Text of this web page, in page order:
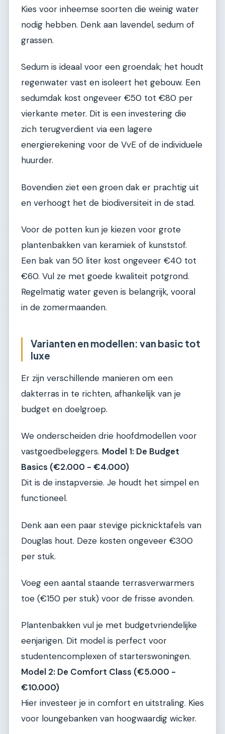
Kies voor inheemse soorten die weinig water
nodig hebben. Denk aan lavendel, sedum of
grassen.
Sedum is ideaal voor een groendak; het houdt
regenwater vast en isoleert het gebouw. Een
sedumdak kost ongeveer €50 tot €80 per
vierkante meter. Dit is een investering die
zich terugverdient via een lagere
energierekening voor de VvE of de individuele
huurder.
Bovendien ziet een groen dak er prachtig uit
en verhoogt het de biodiversiteit in de stad.
Voor de potten kun je kiezen voor grote
plantenbakken van keramiek of kunststof.
Een bak van 50 liter kost ongeveer €40 tot
€60. Vul ze met goede kwaliteit potgrond.
Regelmatig water geven is belangrijk, vooral
in de zomermaanden.
Varianten en modellen: van basic tot
luxe
Er zijn verschillende manieren om een
dakterras in te richten, afhankelijk van je
budget en doelgroep.
We onderscheiden drie hoofdmodellen voor
vastgoedbeleggers. Model 1: De Budget
Basics (€2.000 - €4.000)
Dit is de instapversie. Je houdt het simpel en
functioneel.
Denk aan een paar stevige picknicktafels van
Douglas hout. Deze kosten ongeveer €300
per stuk.
Voeg een aantal staande terrasverwarmers
toe (€150 per stuk) voor de frisse avonden.
Plantenbakken vul je met budgetvriendelijke
eenjarigen. Dit model is perfect voor
studentencomplexen of starterswoningen.
Model 2: De Comfort Class (€5.000 -
€10.000)
Hier investeer je in comfort en uitstraling. Kies
voor loungebanken van hoogwaardig wicker.